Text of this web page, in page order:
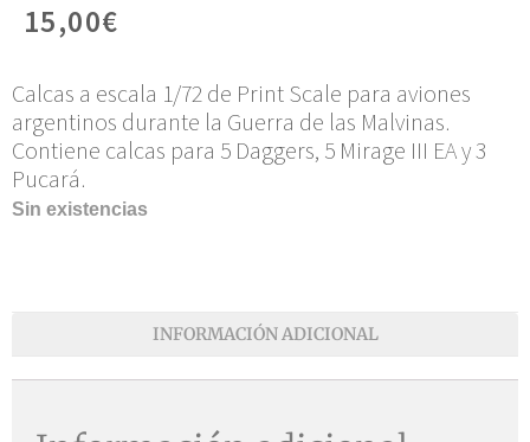
15,00€
Calcas a escala 1/72 de Print Scale para aviones
argentinos durante la Guerra de las Malvinas.
Contiene calcas para 5 Daggers, 5 Mirage III EA y 3
Pucará.
Sin existencias
INFORMACIÓN ADICIONAL